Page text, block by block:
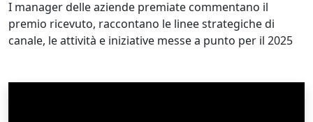
I manager delle aziende premiate commentano il
premio ricevuto, raccontano le linee strategiche di
canale, le attività e iniziative messe a punto per il 2025